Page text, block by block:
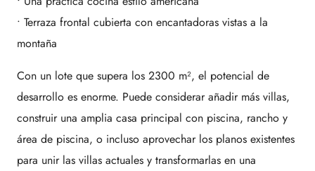
• Terraza frontal cubierta con encantadoras vistas a la
montaña
Con un lote que supera los 2300 m², el potencial de
desarrollo es enorme. Puede considerar añadir más villas,
construir una amplia casa principal con piscina, rancho y
área de piscina, o incluso aprovechar los planos existentes
para unir las villas actuales y transformarlas en una